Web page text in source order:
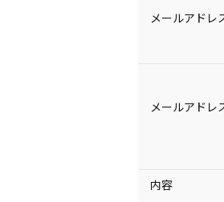
メールアドレ
メールアドレ
内容